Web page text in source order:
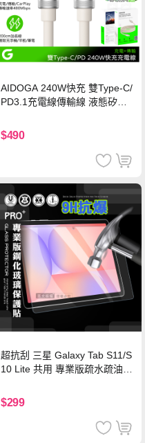
AIDOGA 240W快充 雙Type-C/
PD3.1充電線傳輸線 液態矽膠
機/平板/筆電
$490
超抗刮 三星 Galaxy Tab S11/S
10 Lite 共用 專業版疏水疏油9
$299